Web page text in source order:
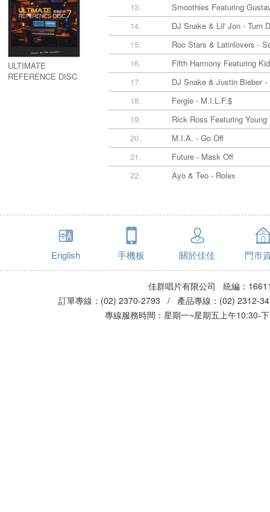
ULTIMATE
REFERENCE DISC
13.
Smoothies Featuring
14.
DJ Snake & Lil' Jon - Turn
15.
Roc Stars & Latinlovers -
16.
Fifth Harmony Featuring
17.
DJ Snake & Justin Bieber -
18.
Fergie - M.I.L.F.$
19.
Rick Ross Featuring
20.
M.I.A. - Go Off
21.
Future - Mask Off
22.
Ayo & Teo - Rolex
English 手機板 關於佳佳 門市
佳群唱片有限公司 統編：
訂單專線：(02) 2370-2793 / 產品專線：(02)
專線服務時間：星期一~星期五上午10:30-